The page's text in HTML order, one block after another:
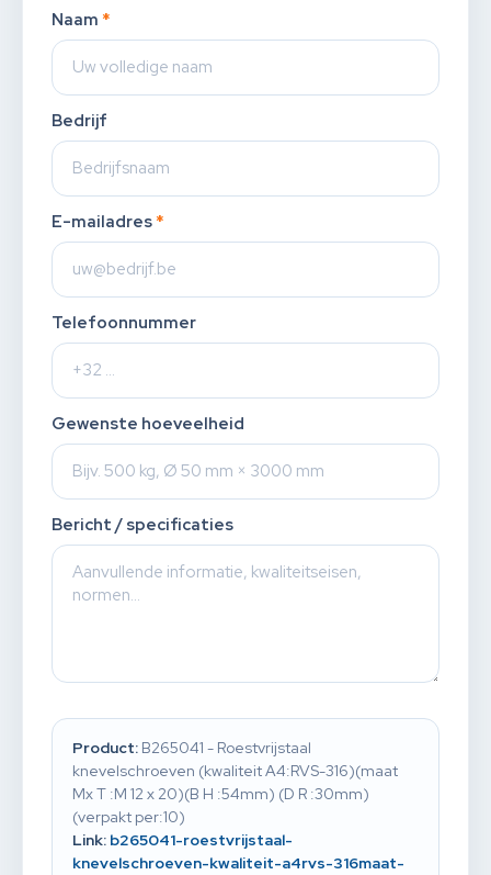
Naam *
Bedrijf
E-mailadres *
Telefoonnummer
Gewenste hoeveelheid
Bericht / specificaties
Product: B265041 - Roestvrijstaal
knevelschroeven (kwaliteit A4:RVS-316)(maat
Mx T :M 12 x 20)(B H :54mm) (D R :30mm)
(verpakt per:10)
Link: b265041-roestvrijstaal-
knevelschroeven-kwaliteit-a4rvs-316maat-